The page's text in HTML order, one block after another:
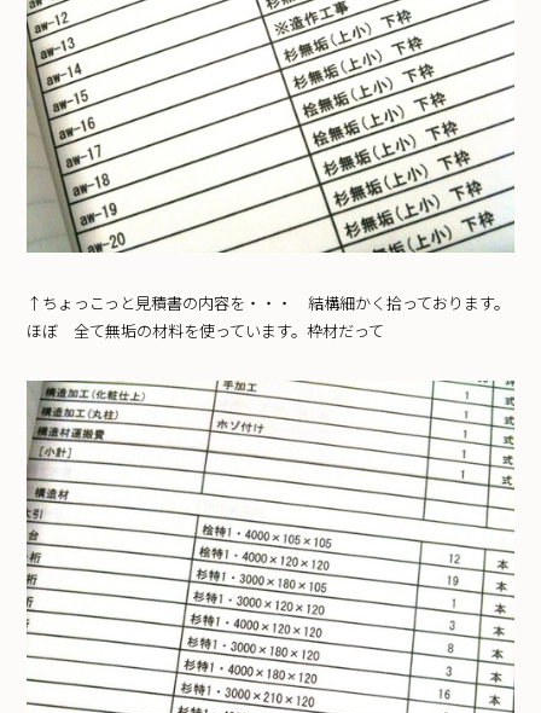
↑ちょっこっと見積書の内容を・・・ 結構細かく拾っております。
ほぼ 全て無垢の材料を使っています。枠材だって